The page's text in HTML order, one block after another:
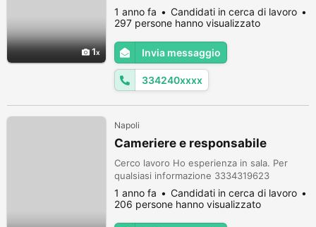
1
WhatsApp 3342400801
1 anno fa
Candidati in cerca di lavoro
297 persone hanno visualizzato
Invia messaggio
334240xxxx
Napoli
Cameriere e responsabile
Cerco lavoro Ho esperienza in sala. Per
qualsiasi informazione 3334319623
1 anno fa
Candidati in cerca di lavoro
206 persone hanno visualizzato